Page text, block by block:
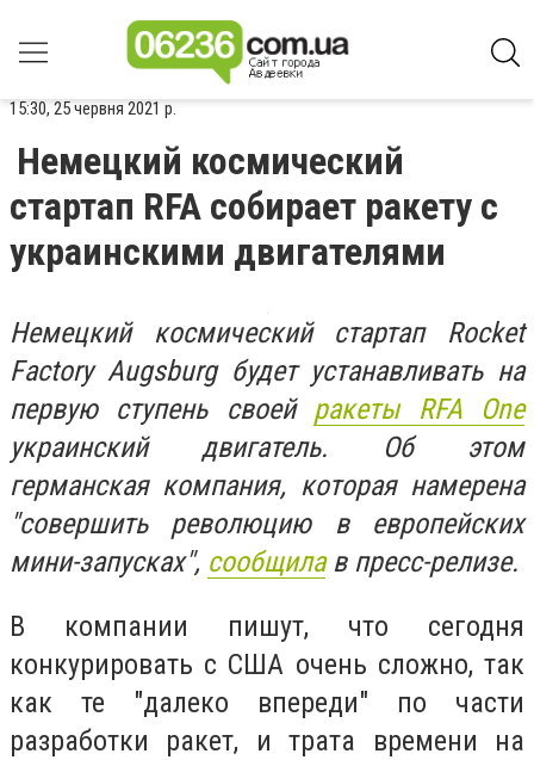
15:30, 25 червня 2021 р.
Немецкий космический
стартап RFA собирает ракету с
украинскими двигателями
Немецкий космический стартап Rocket
Factory Augsburg будет устанавливать на
первую ступень своей ракеты RFA One
украинский двигатель. Об этом
германская компания, которая намерена
"совершить революцию в европейских
мини-запусках", сообщилав пресс-релизе.
В компании пишут, что сегодня
конкурировать с США очень сложно, так
как те "далеко впереди" по части
разработки ракет, и трата времени на